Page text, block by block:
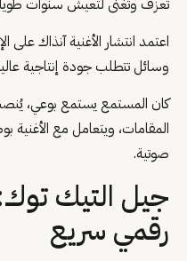
اعتمد انتشار الأغنية آنذاك
وسائل تتطلب جودة إنتاجية
كان المستمع يستمع بوعي،
المقامات، ويتعامل مع الأغنية
صوتية.
جيل التيك توك:
رقمي سريع